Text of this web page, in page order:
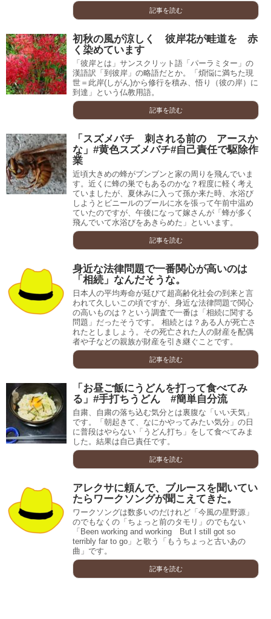
記事を読む
初秋の風が涼しく 彼岸花が畦道を 赤
く染めています
「彼岸とは」サンスクリット語「パーラミター」の
漢語訳「到彼岸」の略語だとか。「煩悩に満ちた現
世＝此岸(しがん)から修行を積み、悟り（彼の岸）に
到達」という仏教用語。
記事を読む
「スズメバチ 刺される前の アースか
な」#黄色スズメバチ#自己責任で駆除作
業
近頃大きめの蜂がブンブンと家の周りを飛んでいま
す。近くに蜂の巣でもあるのかな？程度に軽く考え
ていましたが、夏休みに入って孫か来た時、水浴び
しようとビニールのプールに水を張って午前中温め
ていたのですが、午後になって嫁さんが「蜂が多く
飛んでいて水浴びをあきらめた」といいます。
記事を読む
身近な法律問題で一番関心が高いのは
「相続」なんだそうな。
日本人の平均寿命が延びて超高齢化社会の到来と言
われて久しいこの頃ですが、身近な法律問題で関心
の高いものは？という調査で一番は「相続に関する
問題」だったそうです。 相続とは？ある人が死亡さ
れたとしましょう。その死亡された人の財産を配偶
者や子などの親族が財産を引き継ぐことです。
記事を読む
「お昼ご飯にうどんを打って食べてみ
る」#手打ちうどん #簡単自分流
自粛、自粛の落ち込む気分とは裏腹な「いい天気」
です。「朝起きて、なにかやってみたい気分」の日
に普段はやらない「うどん打ち」をして食べてみま
した。結果は自己責任です。
記事を読む
アレクサに頼んで、ブルースを聞いてい
たらワークソングが聞こえてきた。
ワークソングは数多いのだけれど「今風の星野源」
のでもなくの「ちょっと前のタモリ」のでもない
「Been working and working But I still got so
terribly far to go」と歌う「もうちょっと古いあの
曲」です。
記事を読む